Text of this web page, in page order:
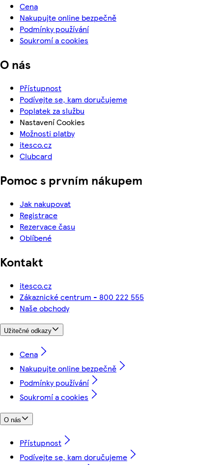
Cena
Nakupujte online bezpečně
Podmínky používání
Soukromí a cookies
O nás
Přístupnost
Podívejte se, kam doručujeme
Poplatek za službu
Nastavení Cookies
Možnosti platby
itesco.cz
Clubcard
Pomoc s prvním nákupem
Jak nakupovat
Registrace
Rezervace času
Oblíbené
Kontakt
itesco.cz
Zákaznické centrum - 800 222 555
Naše obchody
Užitečné odkazy
Cena
Nakupujte online bezpečně
Podmínky používání
Soukromí a cookies
O nás
Přístupnost
Podívejte se, kam doručujeme